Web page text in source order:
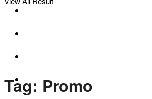
Bikers Cars
Tag: Promo